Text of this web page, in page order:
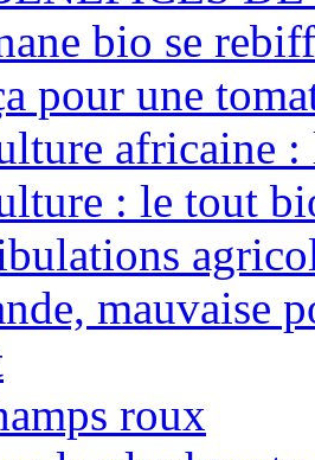
bio se
pour une
africaine :
: le tout
mauvaise
roux